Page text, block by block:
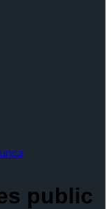
public